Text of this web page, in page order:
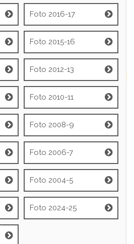
Foto 2016-17
Foto 2015-16
Foto 2012-13
Foto 2010-11
Foto 2008-9
Foto 2006-7
Foto 2004-5
Foto 2024-25